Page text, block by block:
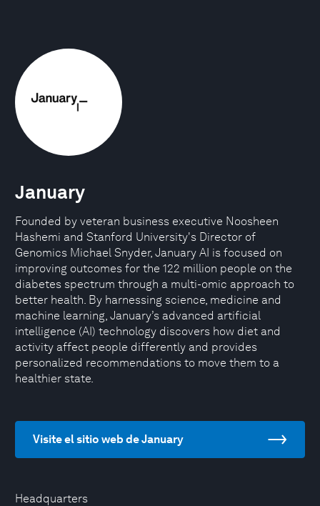
Headquarters
January
Founded by veteran business executive Noosheen
Hashemi and Stanford University's Director of
Genomics Michael Snyder, January AI is focused on
improving outcomes for the 122 million people on the
diabetes spectrum through a multi-omic approach to
better health. By harnessing science, medicine and
machine learning, January’s advanced artificial
intelligence (AI) technology discovers how diet and
activity affect people differently and provides
personalized recommendations to move them to a
healthier state.
Visite el sitio web de January